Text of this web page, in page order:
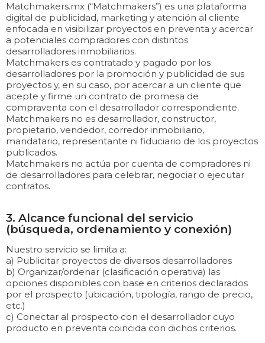
Matchmakers.mx (“Matchmakers”) es una plataforma
digital de publicidad, marketing y atención al cliente
enfocada en visibilizar proyectos en preventa y acercar
a potenciales compradores con distintos
desarrolladores inmobiliarios.
Matchmakers es contratado y pagado por los
desarrolladores por la promoción y publicidad de sus
proyectos y, en su caso, por acercar a un cliente que
acepte y firme un contrato de promesa de
compraventa con el desarrollador correspondiente.
Matchmakers no es desarrollador, constructor,
propietario, vendedor, corredor inmobiliario,
mandatario, representante ni fiduciario de los proyectos
publicados.
Matchmakers no actúa por cuenta de compradores ni
de desarrolladores para celebrar, negociar o ejecutar
contratos.
3. Alcance funcional del servicio
(búsqueda, ordenamiento y conexión)
Nuestro servicio se limita a:
a) Publicitar proyectos de diversos desarrolladores
b) Organizar/ordenar (clasificación operativa) las
opciones disponibles con base en criterios declarados
por el prospecto (ubicación, tipología, rango de precio,
etc.)
c) Conectar al prospecto con el desarrollador cuyo
producto en preventa coincida con dichos criterios.